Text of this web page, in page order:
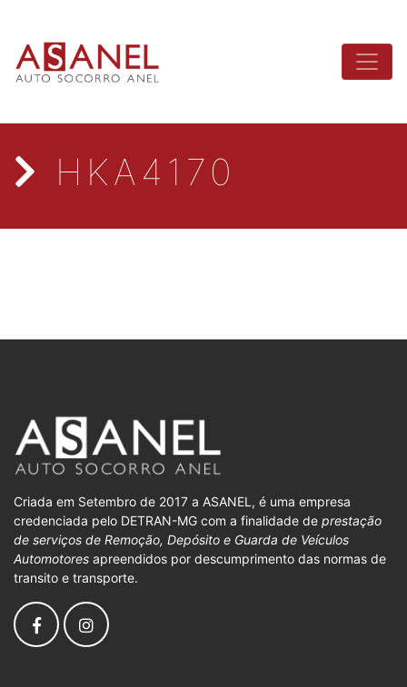
HKA4170
Criada em Setembro de 2017 a ASANEL, é uma empresa
credenciada pelo DETRAN-MG com a finalidade de prestação
de serviços de Remoção, Depósito e Guarda de Veículos
Automotores apreendidos por descumprimento das normas de
transito e transporte.